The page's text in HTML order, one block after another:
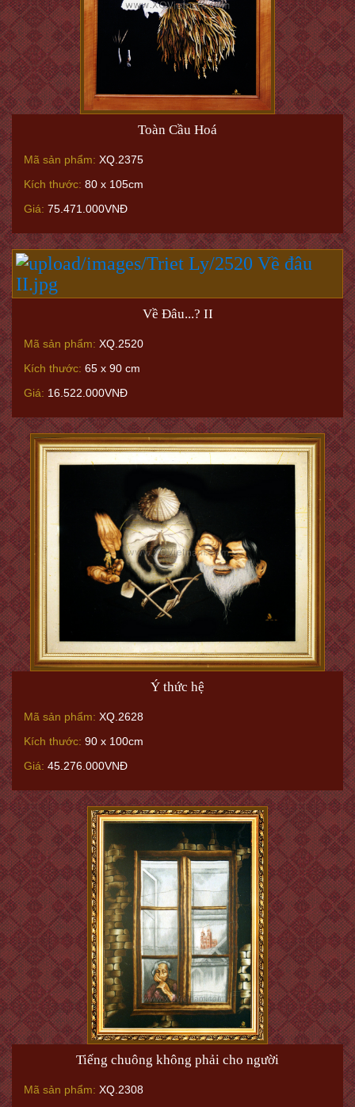
Toàn Cầu Hoá
Mã sản phẩm: XQ.2375
Kích thước: 80 x 105cm
Giá: 75.471.000VNĐ
Về Đâu...? II
Mã sản phẩm: XQ.2520
Kích thước: 65 x 90 cm
Giá: 16.522.000VNĐ
Ý thức hệ
Mã sản phẩm: XQ.2628
Kích thước: 90 x 100cm
Giá: 45.276.000VNĐ
Tiếng chuông không phải cho người
Mã sản phẩm: XQ.2308